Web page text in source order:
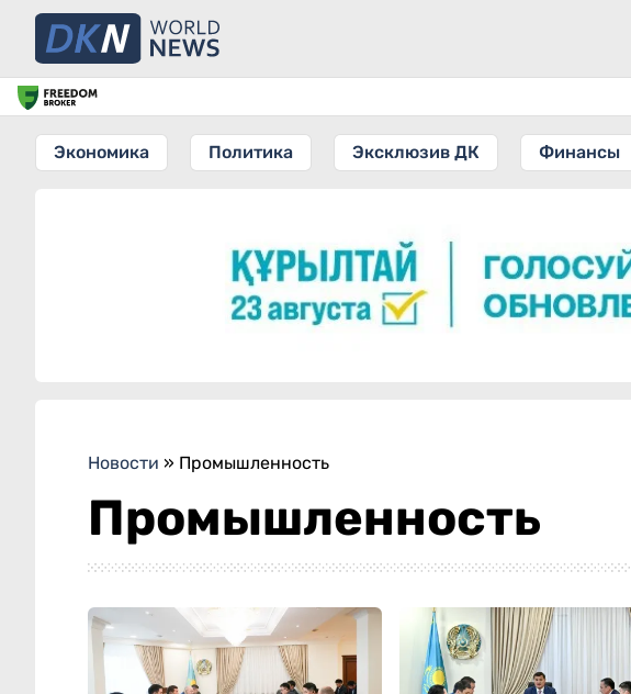
Экономика Политика Эксклюзив ДК Финансы
Новости » Промышленность
Промышленность